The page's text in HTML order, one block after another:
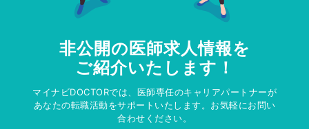
非公開の医師求人情報を
ご紹介いたします！
マイナビDOCTORでは、医師専任のキャリアパートナーが
あなたの転職活動をサポートいたします。お気軽にお問い
合わせください。